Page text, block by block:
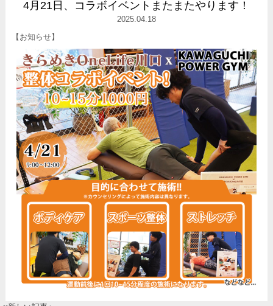
4月21日、コラボイベントまたまたやります！
2025.04.18
【お知らせ】